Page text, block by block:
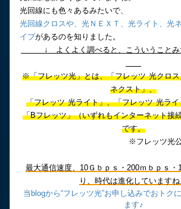
光回線にも色々あるみたいで、
光回線クロスや、光ＮＥＸＴ、光ライト、光
イプがあるのを知りました。
↓ よくよく調べると、こういうこと
※「フレッツ光」とは、「フレッツ 光クロ
ネクスト」、
「フレッツ 光ライト」、「フレッツ 光ラ
「Bフレッツ」（いずれもインターネット接
です。
※フレッツ光
最大通信速度、10Ｇｂｐｓ・200ｍｂｐｓ・
り、時代は進化していますね
当blogから“フレッツ光”お申し込みでおトク
ます♪